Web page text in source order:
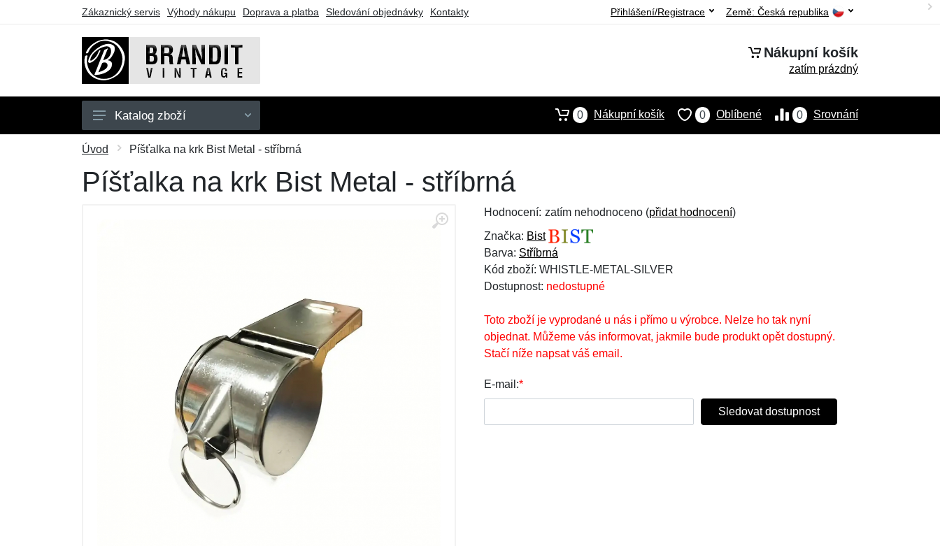
Zákaznický servis Výhody nákupu Doprava a platba Sledování objednávky Kontakty Země: Česká republika
Přihlášení/Registrace
Nákupní košík
zatím prázdný
Pánské
Dámské
Katalog zboží 0 Srovnání
0 Oblíbené
0 Nákupní košík
Úvod Píšťalka na krk Bist Metal - stříbrná
Píšťalka na krk Bist Metal - stříbrná
Hodnocení: zatím nehodnoceno (přidat hodnocení)
Značka: Bist
Barva: Stříbrná
Kód zboží: WHISTLE-METAL-SILVER
Dostupnost: nedostupné
Toto zboží je vyprodané u nás i přímo u výrobce. Nelze ho tak nyní
objednat. Můžeme vás informovat, jakmile bude produkt opět dostupný.
Stačí níže napsat váš email.
E-mail:*
Sledovat dostupnost